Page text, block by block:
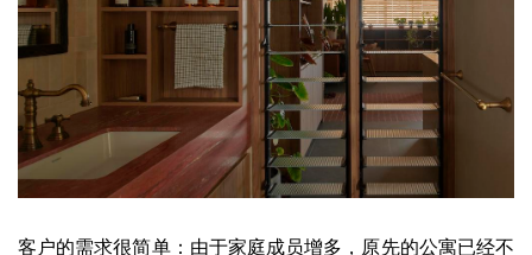
客户的需求很简单：由于家庭成员增多，原先的公寓已经不